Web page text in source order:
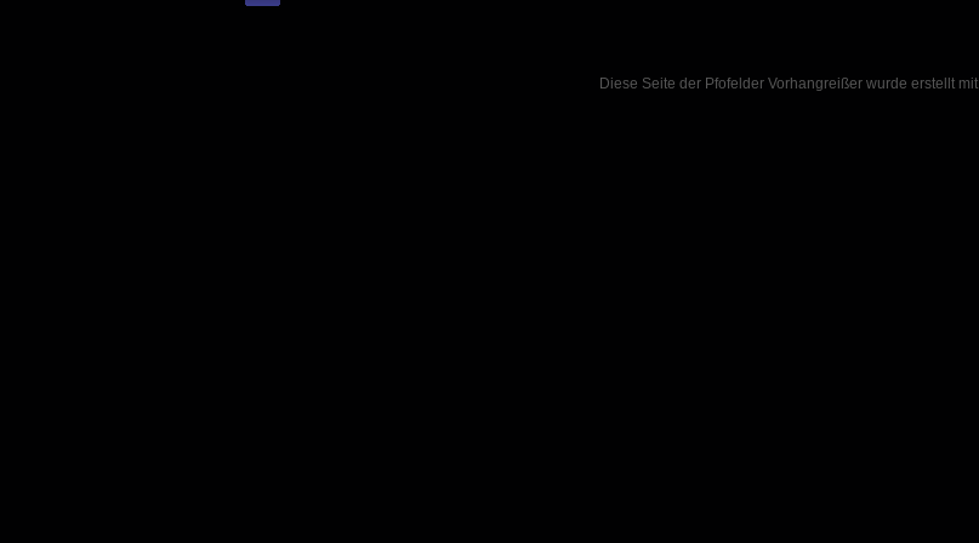
Diese Seite der Pfofelder Vorhangreißer wurde erstellt mit